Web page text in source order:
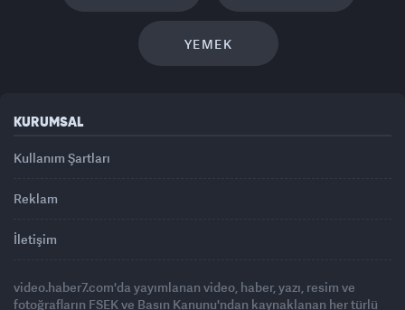
YEMEK
KURUMSAL
Kullanım Şartları
Reklam
İletişim
video.haber7.com'da yayımlanan video, haber, yazı, resim ve
fotoğrafların FSEK ve Basın Kanunu'ndan kaynaklanan her türlü